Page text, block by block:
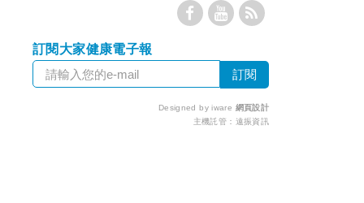
訂閱大家健康電子報
Designed by iware 網頁設計
主機託管： 遠振資訊